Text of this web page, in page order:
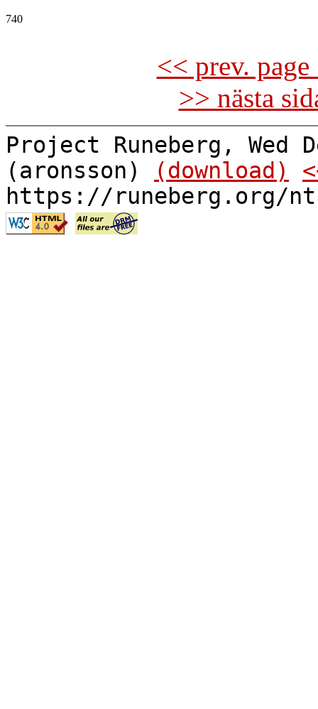
740
<< prev.
>> nästa
Project Runeberg, Wed
(aronsson)
(download)
https://runeberg.org/